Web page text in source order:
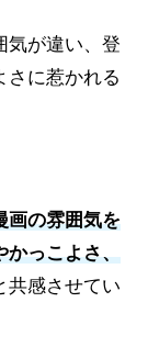
気が違い、登
さに惹かれる
画の雰囲気を
かっこよさ、
共感させてい